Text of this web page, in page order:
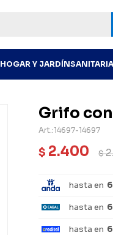
HOGAR Y JARDÍNSANITARIA
Grifo
14697-14697
$ 2.400 $
hasta en 6
hasta en 6
hasta en 6